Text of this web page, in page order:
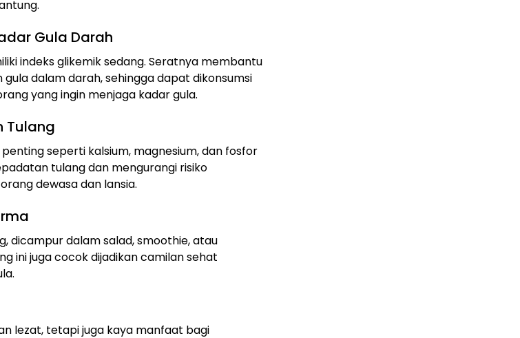
Gula Darah
indeks glikemik sedang. Seratnya membantu
dalam darah, sehingga dapat dikonsumsi
yang ingin menjaga kadar gula.
Tulang
seperti kalsium, magnesium, dan fosfor
tulang dan mengurangi risiko
dewasa dan lansia.
dicampur dalam salad, smoothie, atau
ini juga cocok dijadikan camilan sehat
lezat, tetapi juga kaya manfaat bagi